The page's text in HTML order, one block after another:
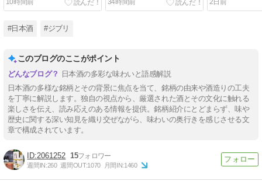
10時間前
34時間前
2日前
#日本酒 #ジブリ
このブログのここがポイント
日本酒の多彩な味わいと語感解説
日本酒の多様な銘柄とその背景に焦点を当て、銘柄の由来や酒造りの工夫
を丁寧に解説します。独自の視点から、厳選された酒とその文化に触れる
楽しさを伝え、読み応えのある情報を提供。銘柄紹介にとどまらず、味や
歴史に関する深い知見を織り交ぜながら、味わいの奥行きを感じさせる文
章で構成されています。
2061252 15
週間IN:260 週間OUT:1070 月間IN:1460